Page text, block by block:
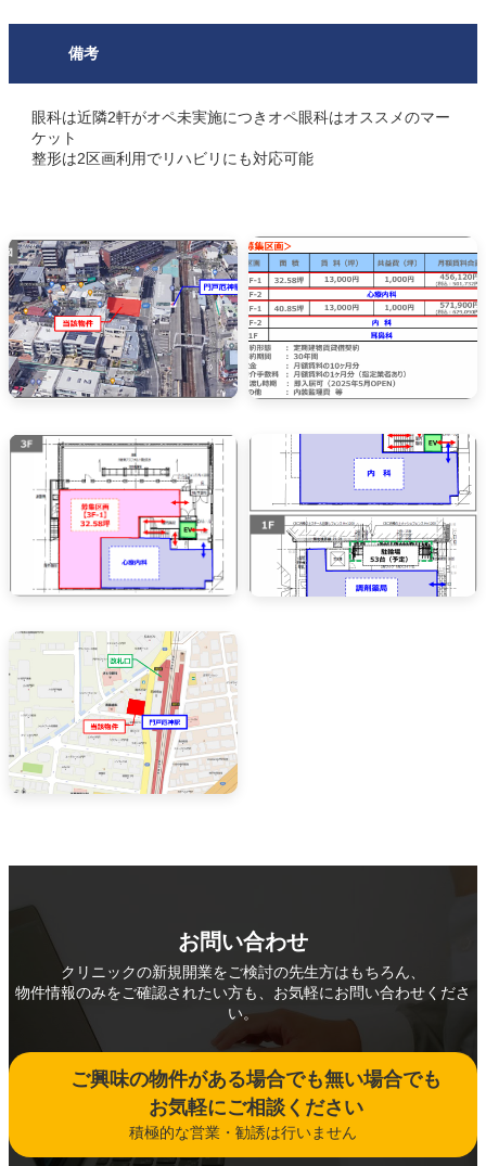
備考
眼科は近隣2軒がオペ未実施につきオペ眼科はオススメのマー
ケット
整形は2区画利用でリハビリにも対応可能
お問い合わせ
クリニックの新規開業をご検討の先生方はもちろん、
物件情報のみをご確認されたい方も、お気軽にお問い合わせくださ
い。
ご興味の物件がある場合でも無い場合でも
お気軽にご相談ください
積極的な営業・勧誘は行いません